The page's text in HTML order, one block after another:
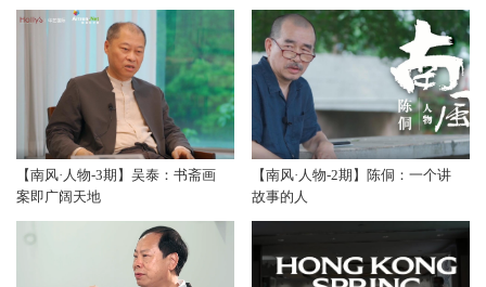
【南风·人物-3期】吴泰：书斋画
案即广阔天地
【南风·人物-2期】陈侗：一个讲
故事的人